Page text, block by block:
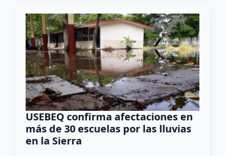
USEBEQ confirma afectaciones en
más de 30 escuelas por las lluvias
en la Sierra